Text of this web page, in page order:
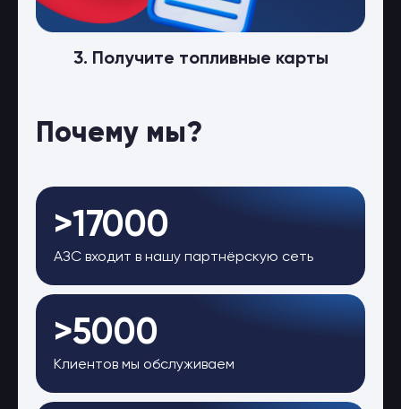
3. Получите топливные карты
Почему мы?
>17000
АЗС входит в нашу партнёрскую сеть
>5000
Клиентов мы обслуживаем